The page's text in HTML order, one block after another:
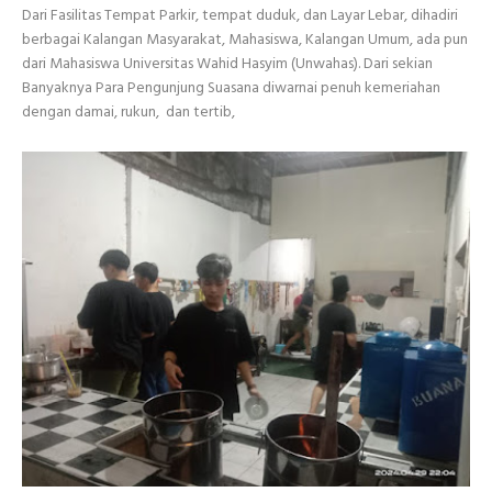
Dari Fasilitas Tempat Parkir, tempat duduk, dan Layar Lebar, dihadiri
berbagai Kalangan Masyarakat, Mahasiswa, Kalangan Umum, ada pun
dari Mahasiswa Universitas Wahid Hasyim (Unwahas). Dari sekian
Banyaknya Para Pengunjung Suasana diwarnai penuh kemeriahan
dengan damai, rukun, dan tertib,